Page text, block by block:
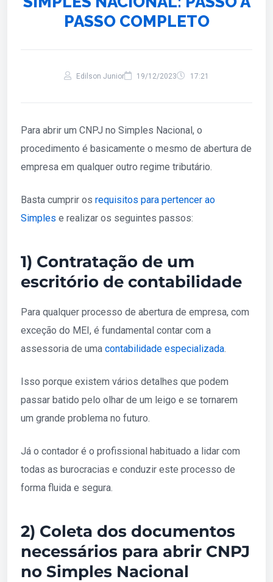
PASSO COMPLETO
Edilson Junior 19/12/2023 17:21
Para abrir um CNPJ no Simples Nacional, o
procedimento é basicamente o mesmo de abertura de
empresa em qualquer outro regime tributário.
Basta cumprir os requisitos para pertencer ao
Simples e realizar os seguintes passos:
1) Contratação de um
escritório de contabilidade
Para qualquer processo de abertura de empresa, com
exceção do MEI, é fundamental contar com a
assessoria de uma contabilidade especializada.
Isso porque existem vários detalhes que podem
passar batido pelo olhar de um leigo e se tornarem
um grande problema no futuro.
Já o contador é o profissional habituado a lidar com
todas as burocracias e conduzir este processo de
forma fluida e segura.
2) Coleta dos documentos
necessários para abrir CNPJ
no Simples Nacional